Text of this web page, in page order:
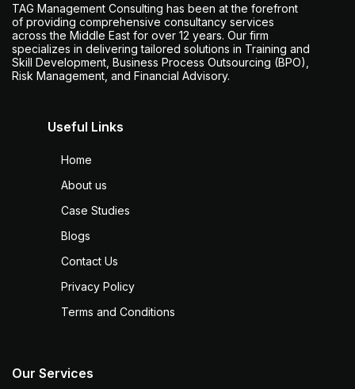
TAG Management Consulting has been at the forefront
of providing comprehensive consultancy services
across the Middle East for over 12 years. Our firm
specializes in delivering tailored solutions in Training and
Skill Development, Business Process Outsourcing (BPO),
Risk Management, and Financial Advisory.
Useful Links
Home
About us
Case Studies
Blogs
Contact Us
Privacy Policy
Terms and Conditions
Our Services